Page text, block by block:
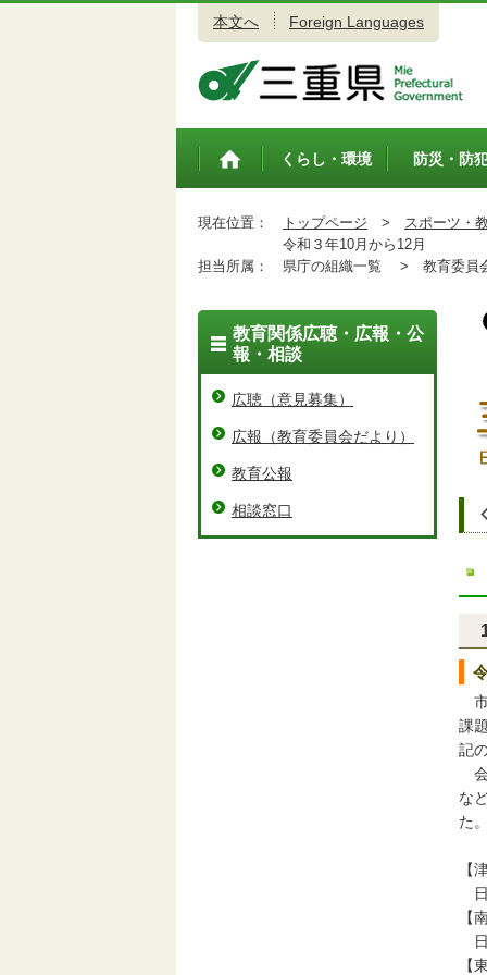
本文へ Foreign Languages
トップペ
くらし・環境 防災・防
現在位置： トップページ > スポーツ・
令和３年10月から12月
担当所属：
県庁の組織一覧 > 教育委員
市
課
記
会
な
た。
【
日
【
日
【
教育関係広聴・広報・公
報・相談
広聴（意見募集）
広報（教育委員会だより）
教育公報
相談窓口